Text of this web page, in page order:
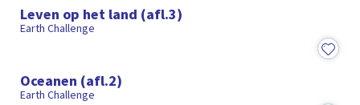
Leven op het land (afl.3)
Earth Challenge
Oceanen (afl.2)
Earth Challenge